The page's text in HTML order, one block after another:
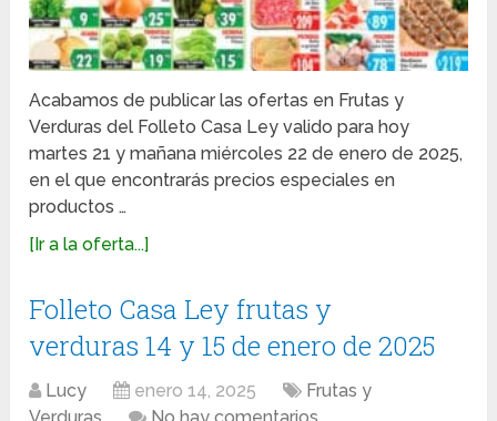
Acabamos de publicar las ofertas en Frutas y
Verduras del Folleto Casa Ley valido para hoy
martes 21 y mañana miércoles 22 de enero de 2025,
en el que encontrarás precios especiales en
productos …
[Ir a la oferta...]
Folleto Casa Ley frutas y
verduras 14 y 15 de enero de 2025
Lucy enero 14, 2025
Frutas y
Verduras
No hay comentarios